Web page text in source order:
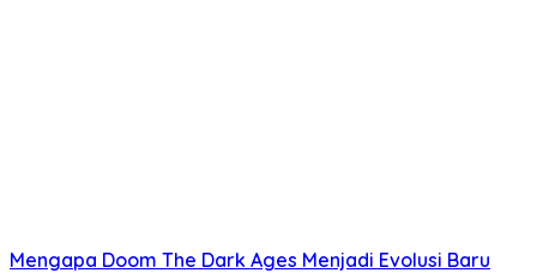
Mengapa Doom The Dark Ages Menjadi Evolusi Baru